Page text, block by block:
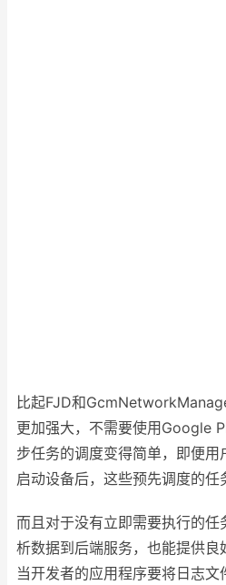
比起FJD和
更加强大，不需要使用Google
步任务的调度变得简单，即便
启动设备后，这些预先调度的任
而且对于没有立即需要执行的任
析数据到后端服务，也能提供良
当开发者的应用程序要将日志